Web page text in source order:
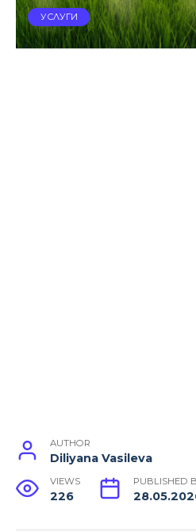
УСЛУГИ
AUTHOR
Diliyana Vasileva
VIEWS
226
PUBLISHED